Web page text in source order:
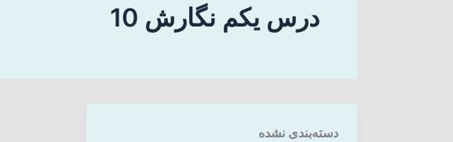
درس یکم نگارش 10
دسته‌بندی نشده